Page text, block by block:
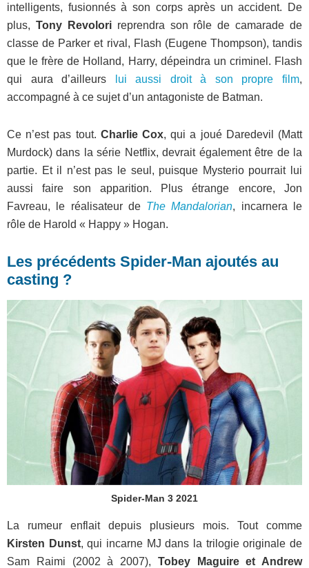
intelligents, fusionnés à son corps après un accident. De
plus, Tony Revolorireprendra son rôle de camarade de
classe de Parker et rival, Flash (Eugene Thompson), tandis
que le frère de Holland, Harry, dépeindra un criminel. Flash
qui aura d’ailleurs lui aussi droit à son propre film,
accompagné à ce sujet d’un antagoniste de Batman.
Ce n’est pas tout. Charlie Cox, qui a joué Daredevil (Matt
Murdock) dans la série Netflix, devrait également être de la
partie. Et il n’est pas le seul, puisque Mysterio pourrait lui
aussi faire son apparition. Plus étrange encore, Jon
Favreau, le réalisateur de The Mandalorian, incarnera le
rôle de Harold « Happy » Hogan.
Les précédents Spider-Man ajoutés au
casting ?
Spider-Man 3 2021
La rumeur enflait depuis plusieurs mois. Tout comme
Kirsten Dunst, qui incarne MJ dans la trilogie originale de
Sam Raimi (2002 à 2007), Tobey Maguire et Andrew